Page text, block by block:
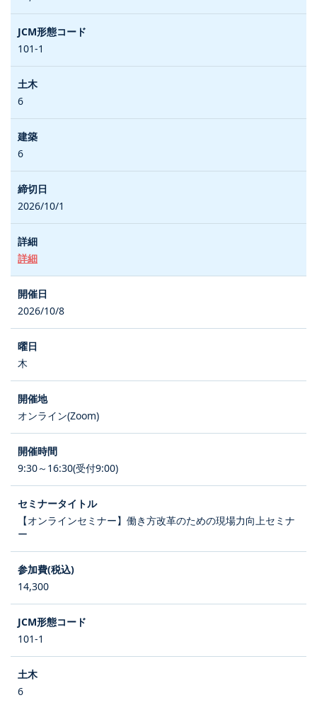
101-1
6
6
2026/10/1
詳細
2026/10/8
木
オンライン(Zoom)
9:30～16:30(受付9:00)
【オンラインセミナー】働き方改革のための現場力向上セミナ
ー
14,300
101-1
6